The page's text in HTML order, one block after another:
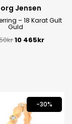
Jensen
– 18 Karat Gult
Guld
kr10 465kr
-30%